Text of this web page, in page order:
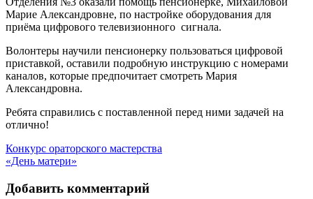
Марие Александровне, по настройке оборудования для
приёма цифрового телевизионного сигнала.
Волонтеры научили пенсионерку пользоваться цифровой
приставкой, оставили подробную инструкцию с номерами
каналов, которые предпочитает смотреть Мария
Александровна.
Ребята справились с поставленной перед ними задачей на
отлично!
Навигация
по
записям
Конкурс ораторского мастерства
«День матери»
Добавить комментарий